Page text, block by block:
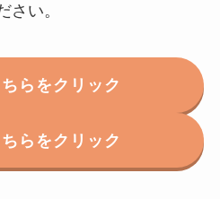
さい。
らをクリック
らをクリック